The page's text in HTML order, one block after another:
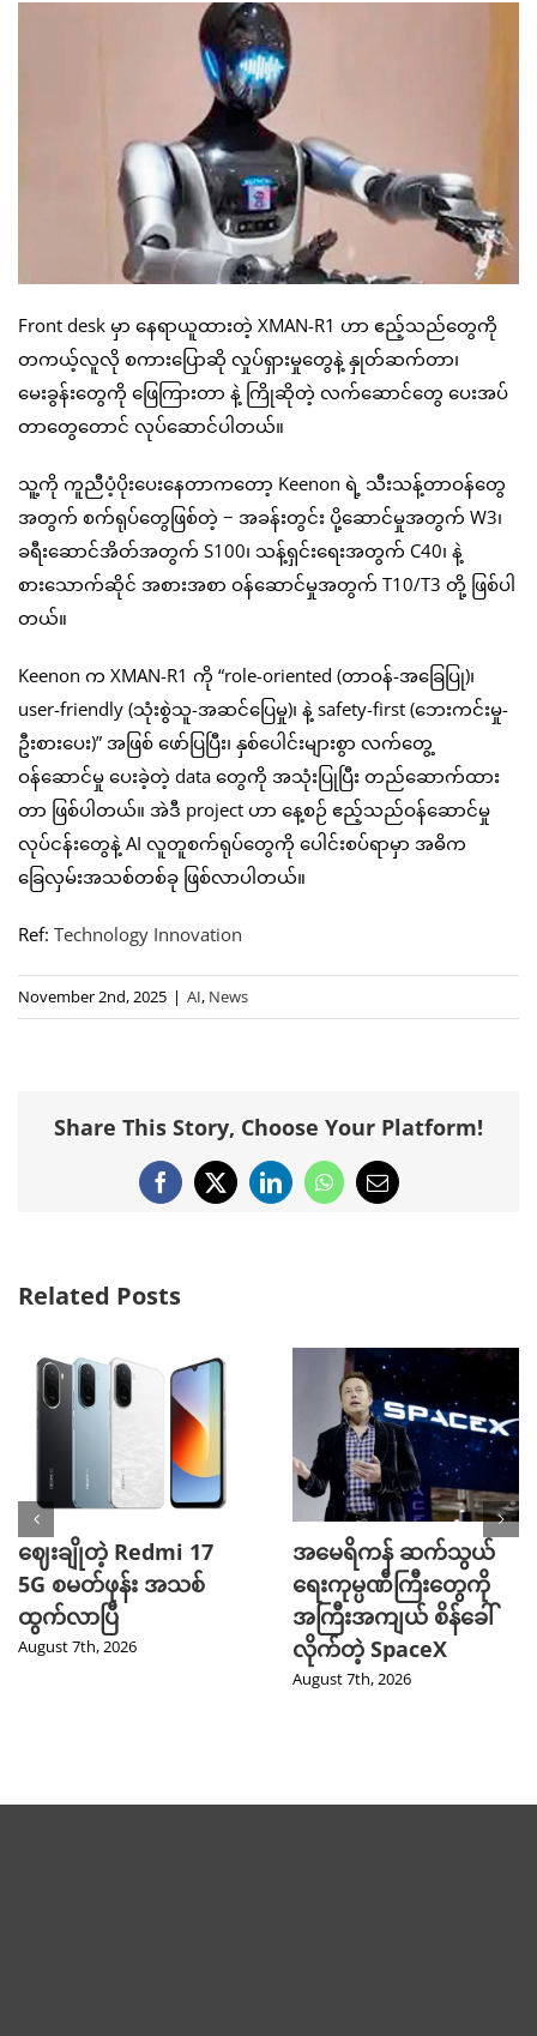
Front desk မှာ နေရာယူထားတဲ့ XMAN-R1 ဟာ ဧည့်သည်တွေကို
တကယ့်လူလို စကားပြောဆို လှုပ်ရှားမှုတွေနဲ့ နှုတ်ဆက်တာ၊
မေးခွန်းတွေကို ဖြေကြားတာ နဲ့ ကြိုဆိုတဲ့ လက်ဆောင်တွေ ပေးအပ်
တာတွေတောင် လုပ်ဆောင်ပါတယ်။
သူ့ကို ကူညီပံ့ပိုးပေးနေတာကတော့ Keenon ရဲ့ သီးသန့်တာဝန်တွေ
အတွက် စက်ရုပ်တွေဖြစ်တဲ့ − အခန်းတွင်း ပို့ဆောင်မှုအတွက် W3၊
ခရီးဆောင်အိတ်အတွက် S100၊ သန့်ရှင်းရေးအတွက် C40၊ နဲ့
စားသောက်ဆိုင် အစားအစာ ဝန်ဆောင်မှုအတွက် T10/T3 တို့ ဖြစ်ပါ
တယ်။
Keenon က XMAN-R1 ကို “role-oriented (တာဝန်-အခြေပြု)၊
user-friendly (သုံးစွဲသူ-အဆင်ပြေမှု)၊ နဲ့ safety-first (ဘေးကင်းမှု-
ဦးစားပေး)” အဖြစ် ဖော်ပြပြီး၊ နှစ်ပေါင်းများစွာ လက်တွေ့
ဝန်ဆောင်မှု ပေးခဲ့တဲ့ data တွေကို အသုံးပြုပြီး တည်ဆောက်ထား
တာ ဖြစ်ပါတယ်။ အဲဒီ project ဟာ နေ့စဉ် ဧည့်သည်ဝန်ဆောင်မှု
လုပ်ငန်းတွေနဲ့ AI လူတူစက်ရုပ်တွေကို ပေါင်းစပ်ရာမှာ အဓိက
ခြေလှမ်းအသစ်တစ်ခု ဖြစ်လာပါတယ်။
Ref: Technology Innovation
November 2nd, 2025 | AI, News
Share This Story, Choose Your Platform!
Facebook
X LinkedInWhatsApp
Email
Related Posts
ဈေးချိုတဲ့ Redmi 17
5G စမတ်ဖုန်း အသစ်
ထွက်လာပြီ
August 7th, 2026
အမေရိကန် ဆက်သွယ်
ရေးကုမ္ပဏီကြီးတွေကို
အကြီးအကျယ် စိန်ခေါ်
လိုက်တဲ့ SpaceX
August 7th, 2026